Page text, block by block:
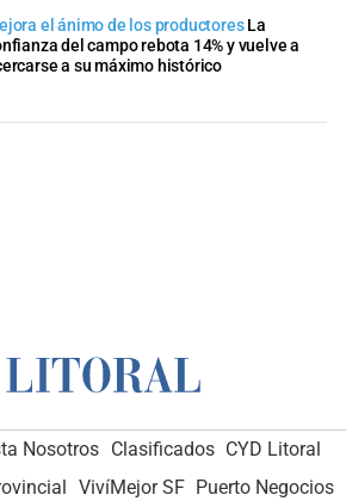
el ánimo de los productores La
del campo rebota 14% y vuelve a
a su máximo histórico
Nosotros Clasificados CYD Litoral
VivíMejor SF Puerto Negocios